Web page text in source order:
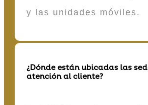
y las unidades móviles.
¿Dónde están ubicadas las
atención al cliente?